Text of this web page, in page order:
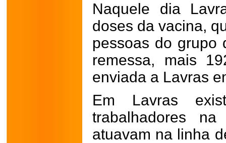
Naquele dia
doses da vacina,
pessoas do grupo
remessa, mais
enviada a Lavras
Em Lavras
trabalhadores
atuavam na linha